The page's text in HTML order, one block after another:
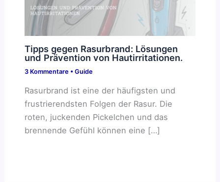
Tipps gegen Rasurbrand: Lösungen
und Prävention von Hautirritationen.
3 Kommentare • Guide
Rasurbrand ist eine der häufigsten und
frustrierendsten Folgen der Rasur. Die
roten, juckenden Pickelchen und das
brennende Gefühl können eine […]